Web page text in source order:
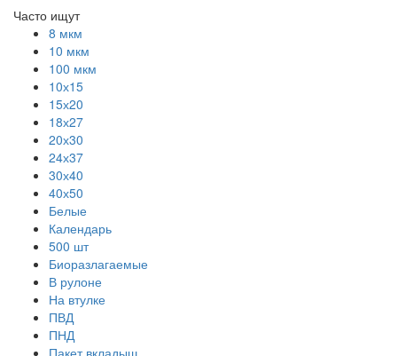
Часто ищут
8 мкм
10 мкм
100 мкм
10х15
15х20
18х27
20х30
24х37
30х40
40х50
Белые
Календарь
500 шт
Биоразлагаемые
В рулоне
На втулке
ПВД
ПНД